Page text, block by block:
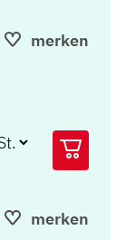
merken
merken